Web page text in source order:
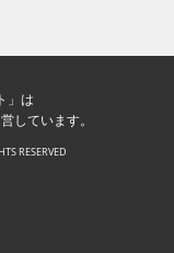
」は
しています。
RESERVED